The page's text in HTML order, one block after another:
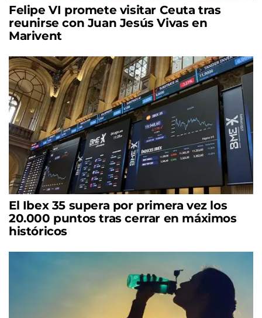
Felipe VI promete visitar Ceuta tras
reunirse con Juan Jesús Vivas en
Marivent
El Ibex 35 supera por primera vez los
20.000 puntos tras cerrar en máximos
históricos